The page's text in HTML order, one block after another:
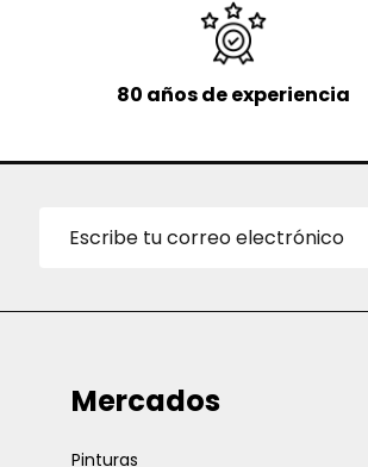
80 años de experiencia
electrónico
Mercados
Pinturas